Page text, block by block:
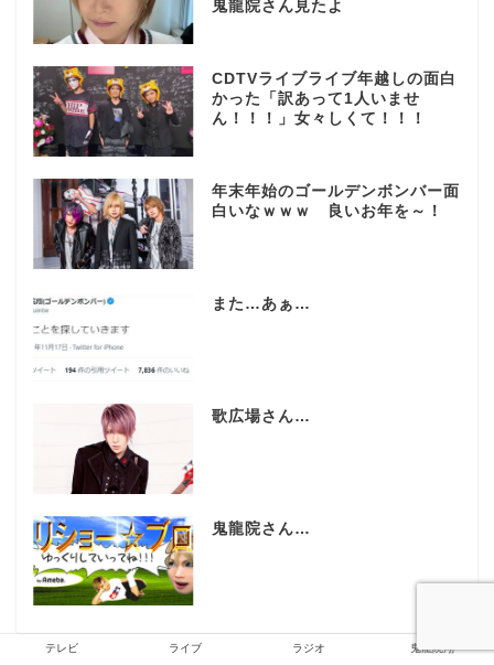
鬼龍院さん見たよ
CDTVライブライブ年越しの面白
かった「訳あって1人いませ
ん！！！」女々しくて！！！
年末年始のゴールデンボンバー面
白いなｗｗｗ 良いお年を～！
また…あぁ…
歌広場さん…
鬼龍院さん…
テレビ ライブ ラジオ 鬼龍院翔